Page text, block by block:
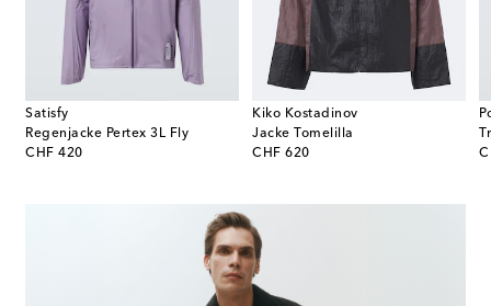
Satisfy
Regenjacke Pertex 3L Fly
CHF 420
original price
Kiko Kostadinov
Jacke Tomelilla
CHF 620
original price